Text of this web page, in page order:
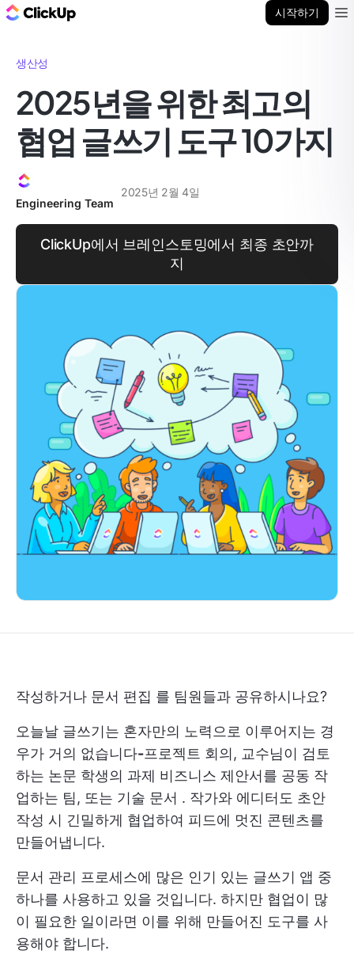
시작하기
생산성
2025년을 위한 최고의
협업 글쓰기 도구 10가지
Engineering Team
2025년 2월 4일
ClickUp에서 브레인스토밍에서 최종 초안까
지
작성하거나 문서 편집 를 팀원들과 공유하시나요?
오늘날 글쓰기는 혼자만의 노력으로 이루어지는 경
우가 거의 없습니다-프로젝트 회의, 교수님이 검토
하는 논문 학생의 과제 비즈니스 제안서를 공동 작
업하는 팀, 또는 기술 문서 . 작가와 에디터도 초안
작성 시 긴밀하게 협업하여 피드에 멋진 콘텐츠를
만들어냅니다.
문서 관리 프로세스에 많은 인기 있는 글쓰기 앱 중
하나를 사용하고 있을 것입니다. 하지만 협업이 많
이 필요한 일이라면 이를 위해 만들어진 도구를 사
용해야 합니다.